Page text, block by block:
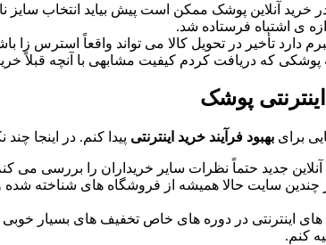
خرید آنلاین پوشک ممکن است پیش بیاید انتخاب
ی اشتباه فرستاده شد.
دارد تأخیر در تحویل کالا می تواند واقعاً
که دریافت کردم کیفیت مشابهی با آنچه قبلاً
پوشک
برای بهبود فرآیند خرید اینترنتی پیدا کنم. در اینجا
جدید حتماً نظرات سایر خریداران را بررسی
چندین سایت حالا همیشه از فروشگاه های شناخته شده
اینترنتی در دوره های خاص تخفیف های بسیار
کنم.